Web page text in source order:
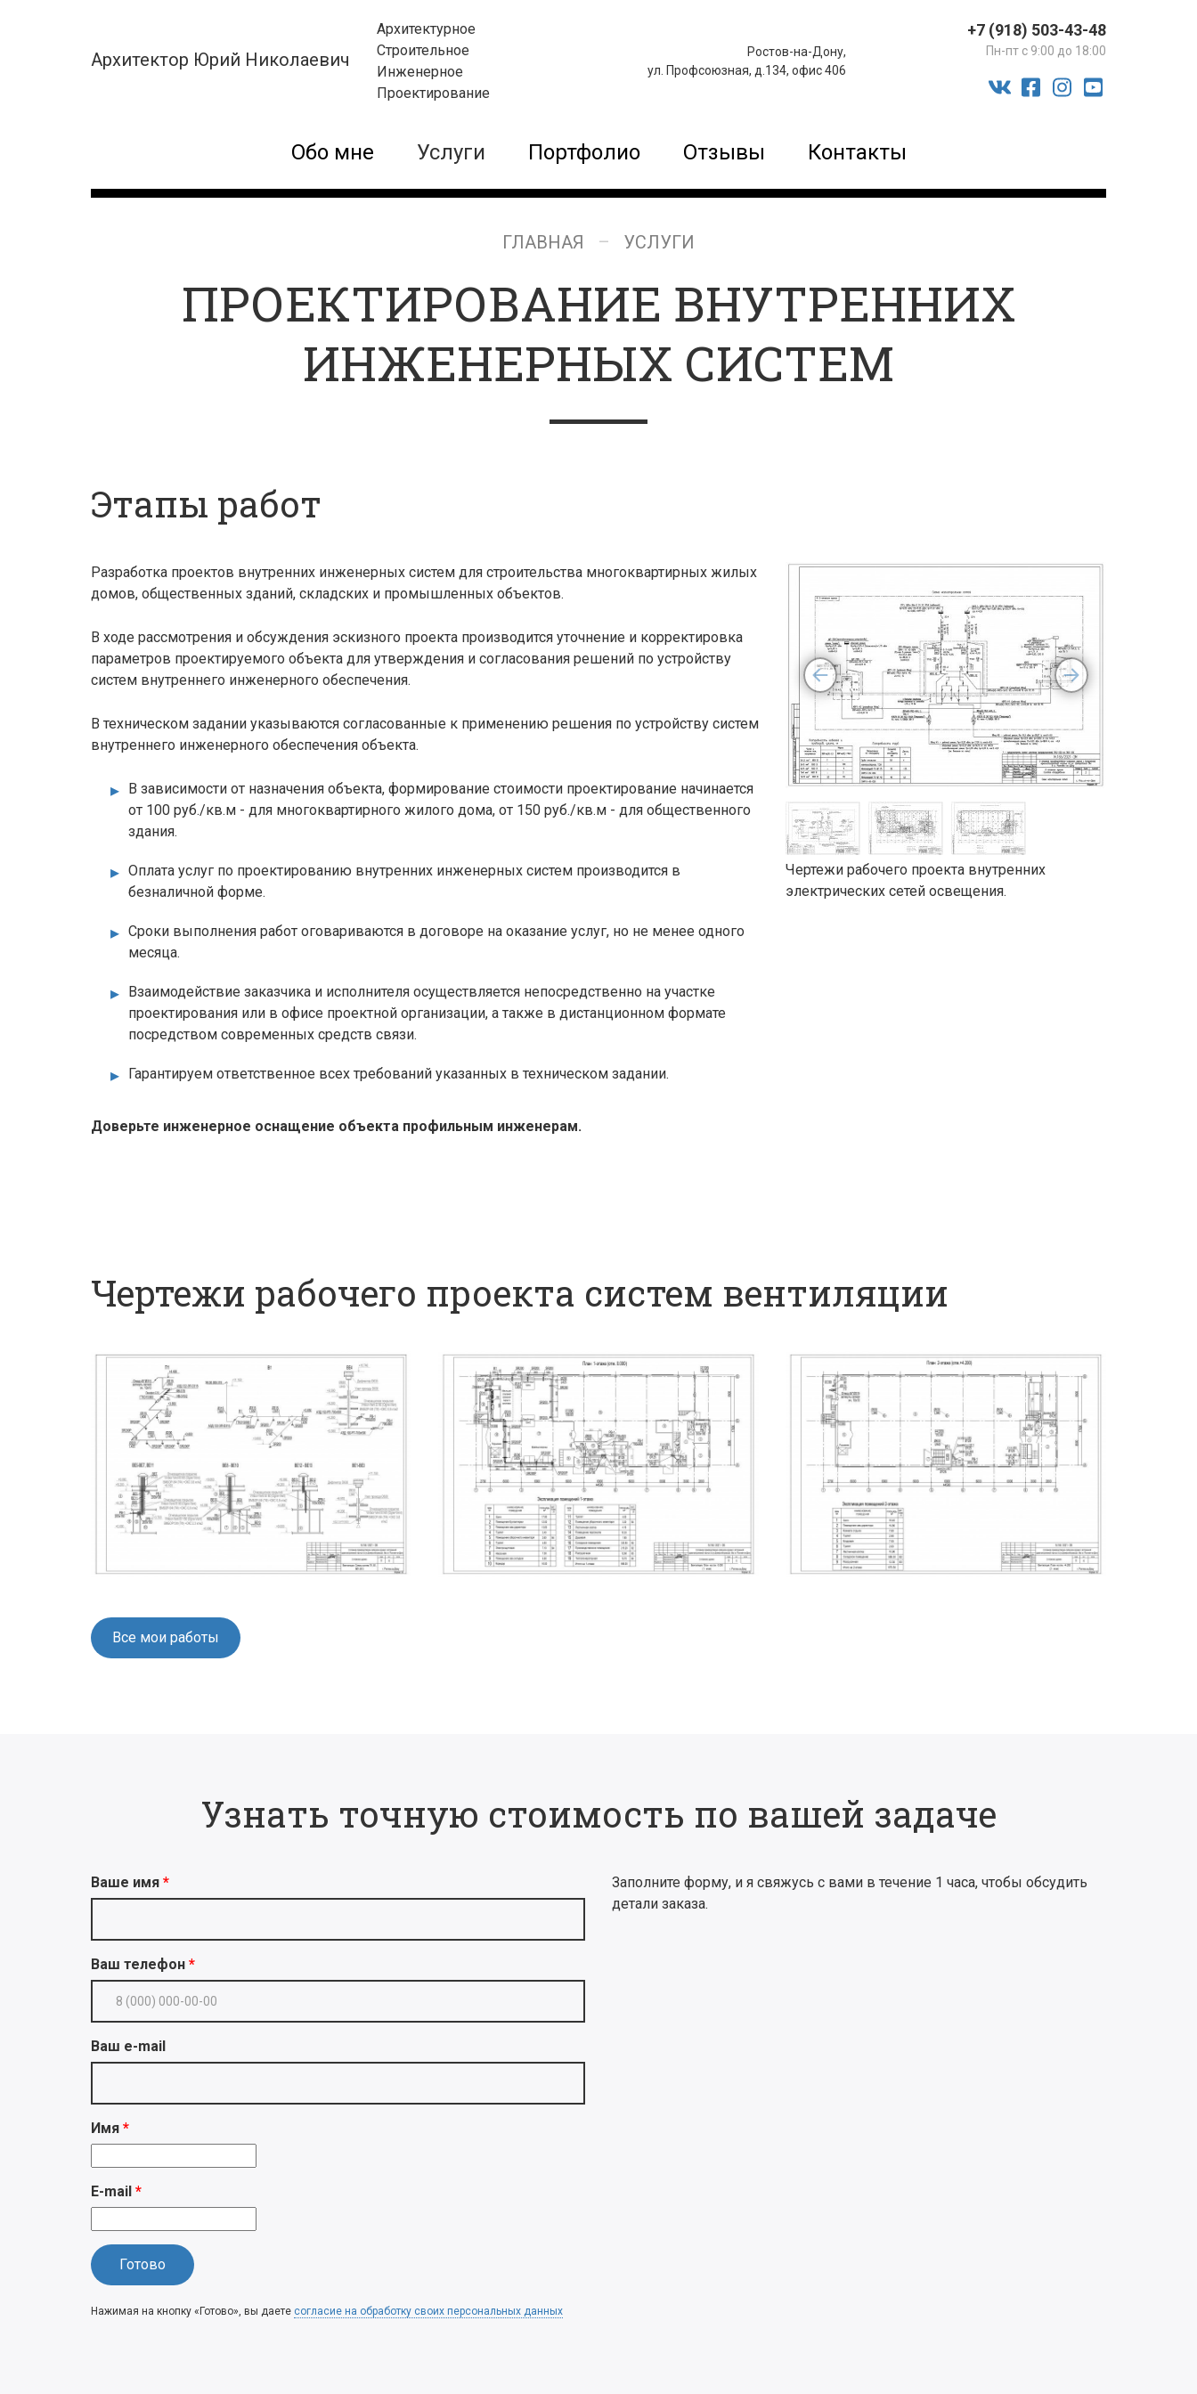
Архитектор
Юрий
Николаевич
Архитектурное
Строительное
Инженерное
Проектирование
Ростов-на-Дону,
ул. Профсоюзная, д.134, офис 406
+7 (918) 503-43-48
Пн-пт с 9:00 до 18:00
vk
facebook-instagramyoutube
Обо мне Услуги Портфолио Отзывы Контакты
ГЛАВНАЯ УСЛУГИ
ПРОЕКТИРОВАНИЕ ВНУТРЕННИХ
ИНЖЕНЕРНЫХ СИСТЕМ
Этапы работ
Чертежи рабочего проекта внутренних
электрических сетей освещения.
Разработка проектов внутренних инженерных систем для строительства многоквартирных жилых
домов, общественных зданий, складских и промышленных объектов.
В ходе рассмотрения и обсуждения эскизного проекта производится уточнение и корректировка
параметров проектируемого объекта для утверждения и согласования решений по устройству
систем внутреннего инженерного обеспечения.
В техническом задании указываются согласованные к применению решения по устройству систем
внутреннего инженерного обеспечения объекта.
В зависимости от назначения объекта, формирование стоимости проектирование начинается
от 100 руб./кв.м - для многоквартирного жилого дома, от 150 руб./кв.м - для общественного
здания.
Оплата услуг по проектированию внутренних инженерных систем производится в
безналичной форме.
Сроки выполнения работ оговариваются в договоре на оказание услуг, но не менее одного
месяца.
Взаимодействие заказчика и исполнителя осуществляется непосредственно на участке
проектирования или в офисе проектной организации, а также в дистанционном формате
посредством современных средств связи.
Гарантируем ответственное всех требований указанных в техническом задании.
Доверьте инженерное оснащение объекта профильным инженерам.
Чертежи рабочего проекта систем вентиляции
Все мои работы
Узнать точную стоимость по вашей задаче
Заполните форму, и я свяжусь с вами в течение 1 часа, чтобы обсудить
детали заказа.
Ваше имя
Ваш телефон
Ваш e-mail
Имя
E-mail
Нажимая на кнопку «Готово», вы даете согласие на обработку своих персональных данных